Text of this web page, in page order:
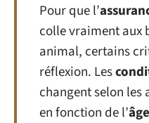
Pour que l’
colle vraiment aux
animal, certains
réflexion. Les
changent selon
en fonction de l’